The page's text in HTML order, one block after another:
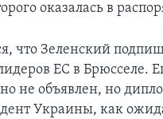
оказалась в
что Зеленский
ЕС в Брюсселе.
не объявлен, но
Украины, как